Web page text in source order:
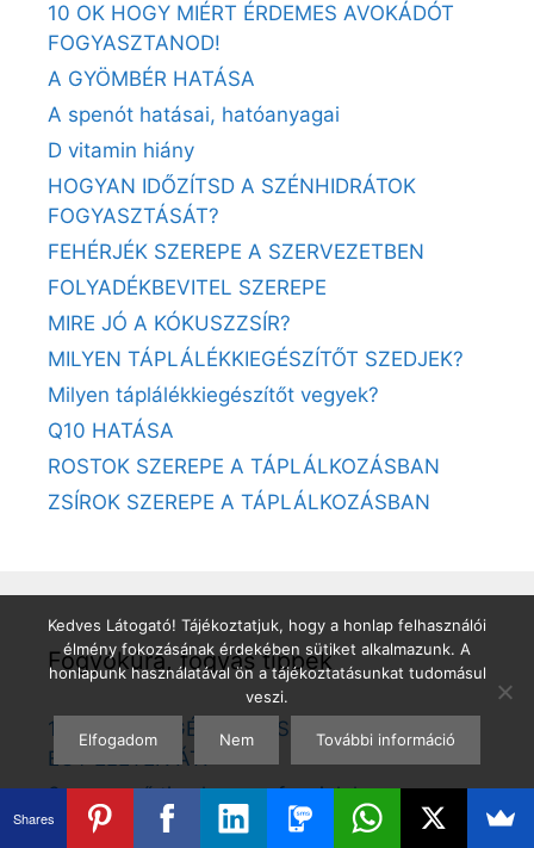
10 OK HOGY MIÉRT ÉRDEMES AVOKÁDÓT
FOGYASZTANOD!
A GYÖMBÉR HATÁSA
A spenót hatásai, hatóanyagai
D vitamin hiány
HOGYAN IDŐZÍTSD A SZÉNHIDRÁTOK
FOGYASZTÁSÁT?
FEHÉRJÉK SZEREPE A SZERVEZETBEN
FOLYADÉKBEVITEL SZEREPE
MIRE JÓ A KÓKUSZZSÍR?
MILYEN TÁPLÁLÉKKIEGÉSZÍTŐT SZEDJEK?
Milyen táplálékkiegészítőt vegyek?
Q10 HATÁSA
ROSTOK SZEREPE A TÁPLÁLKOZÁSBAN
ZSÍROK SZEREPE A TÁPLÁLKOZÁSBAN
Fogyókúra, fogyás tippek
12 TIPP AZ EGÉSZSÉGES TESTSÚLYHOZ
EGY ÉLETEN ÁT!
3 egyszerű tipp hogyan fogyjak le
A fogyás első lépése a méregtelenítés
Kedves Látogató! Tájékoztatjuk, hogy a honlap felhasználói
élmény fokozásának érdekében sütiket alkalmazunk. A
honlapunk használatával ön a tájékoztatásunkat tudomásul
veszi.
Elfogadom Nem További információ
Shares